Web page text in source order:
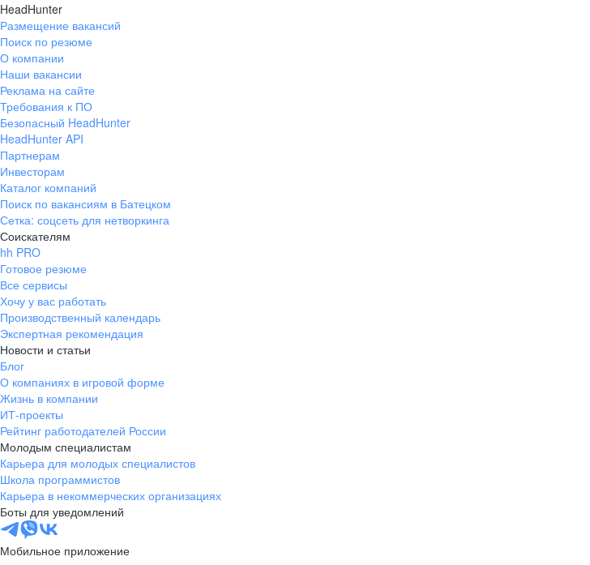
HeadHunter
Размещение вакансий
Поиск по резюме
О компании
Наши вакансии
Реклама на сайте
Требования к ПО
Безопасный HeadHunter
HeadHunter API
Партнерам
Инвесторам
Каталог компаний
Поиск по вакансиям в Батецком
Сетка: соцсеть для нетворкинга
Соискателям
hh PRO
Готовое резюме
Все сервисы
Хочу у вас работать
Производственный календарь
Экспертная рекомендация
Новости и статьи
Блог
О компаниях в игровой форме
Жизнь в компании
ИТ-проекты
Рейтинг работодателей России
Молодым специалистам
Карьера для молодых специалистов
Школа программистов
Карьера в некоммерческих организациях
Боты для уведомлений
Мобильное приложение